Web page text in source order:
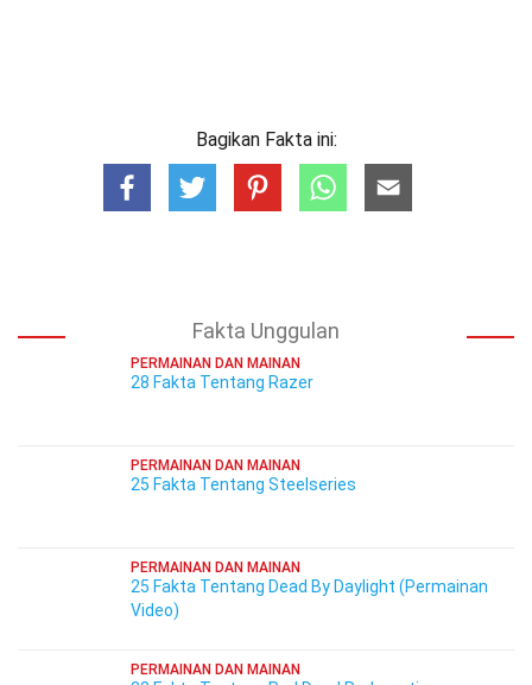
Bagikan Fakta ini:
Fakta Unggulan
PERMAINAN DAN MAINAN
28 Fakta Tentang Razer
PERMAINAN DAN MAINAN
25 Fakta Tentang Steelseries
PERMAINAN DAN MAINAN
25 Fakta Tentang Dead By Daylight (Permainan
Video)
PERMAINAN DAN MAINAN